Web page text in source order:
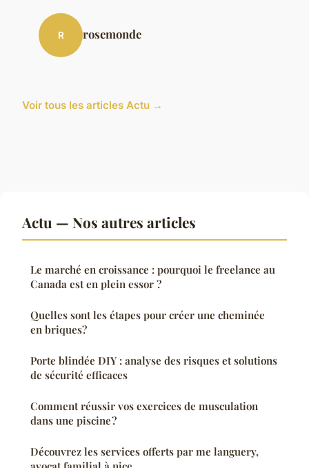
R rosemonde
Voir tous les articles Actu →
Actu — Nos autres articles
Le marché en croissance : pourquoi le freelance au
Canada est en plein essor ?
Quelles sont les étapes pour créer une cheminée
en briques?
Porte blindée DIY : analyse des risques et solutions
de sécurité efficaces
Comment réussir vos exercices de musculation
dans une piscine ?
Découvrez les services offerts par me languery,